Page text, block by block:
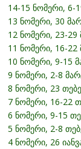
14-15 ნომერი, 6-
13 ნომერი, 30
12 ნომერი, 23-29
11 ნომერი, 16-22
10 ნომერი, 9-15
9 ნომერი, 2-8
8 ნომერი, 23
7 ნომერი, 16-22
6 ნომერი, 9-15
5 ნომერი, 2-8
4 ნომერი, 26